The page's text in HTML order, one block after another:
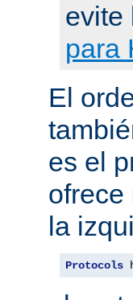
evite
para
El
es el
ofrece
la
Protocols